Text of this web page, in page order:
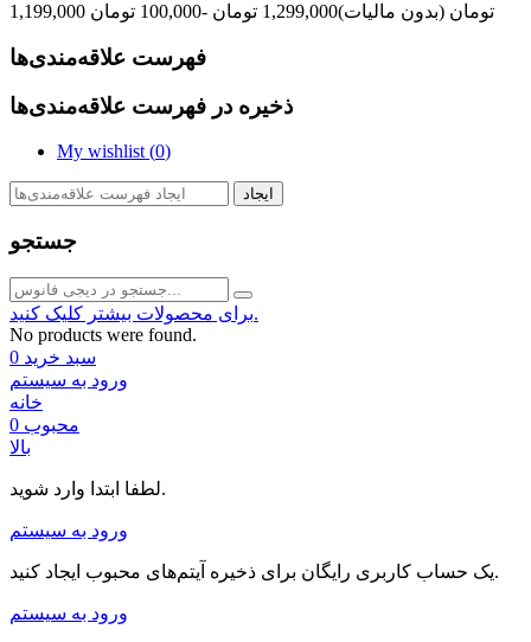
1,199,000 تومان (بدون مالیات)1,299,000 تومان -100,000 تومان
فهرست علاقه‌مندی‌ها
ذخیره در فهرست علاقه‌مندی‌ها
My wishlist (0)
ایجاد
جستجو
برای محصولات بیشتر کلیک کنید.
No products were found.
سبد خرید 0
ورود به سیستم
خانه
محبوب 0
بالا
لطفا ابتدا وارد شوید.
ورود به سیستم
یک حساب کاربری رایگان برای ذخیره آیتم‌های محبوب ایجاد کنید.
ورود به سیستم